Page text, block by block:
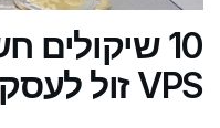
10
VPS זול לעסק שלך